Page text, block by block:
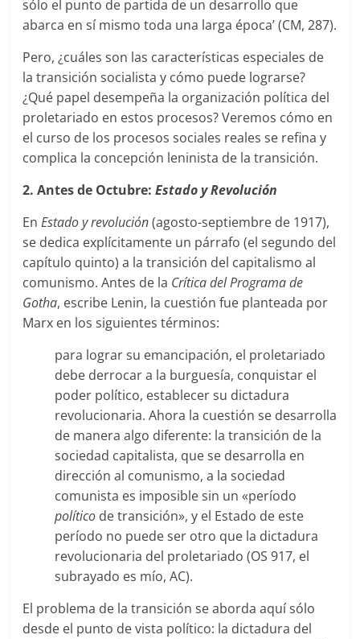
sólo el punto de partida de un desarrollo que
abarca en sí mismo toda una larga época’ (CM, 287).
Pero, ¿cuáles son las características especiales de
la transición socialista y cómo puede lograrse?
¿Qué papel desempeña la organización política del
proletariado en estos procesos? Veremos cómo en
el curso de los procesos sociales reales se refina y
complica la concepción leninista de la transición.
2. Antes de Octubre:Estado y Revolución
EnEstado y revolución(agosto-septiembre de 1917),
se dedica explícitamente un párrafo (el segundo del
capítulo quinto) a la transición del capitalismo al
comunismo. Antes de la Crítica del Programa de
Gotha, escribe Lenin, la cuestión fue planteada por
Marx en los siguientes términos:
para lograr su emancipación, el proletariado
debe derrocar a la burguesía, conquistar el
poder político, establecer su dictadura
revolucionaria. Ahora la cuestión se desarrolla
de manera algo diferente: la transición de la
sociedad capitalista, que se desarrolla en
dirección al comunismo, a la sociedad
comunista es imposible sin un «período
político de transición», y el Estado de este
período no puede ser otro que la dictadura
revolucionaria del proletariado (OS 917, el
subrayado es mío, AC).
El problema de la transición se aborda aquí sólo
desde el punto de vista político: la dictadura del